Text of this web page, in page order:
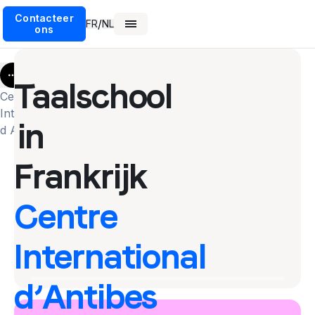
Contacteer
ons
FR/NL
More
Centre
International
d Antibes
Taalschool
in
Frankrijk
Centre
International
d’Antibes